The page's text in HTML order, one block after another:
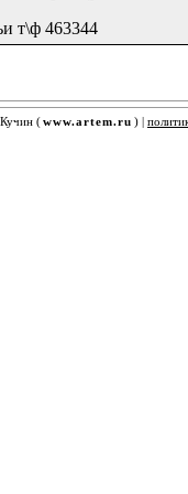
т\ф 463344
(www.artem.ru ) |